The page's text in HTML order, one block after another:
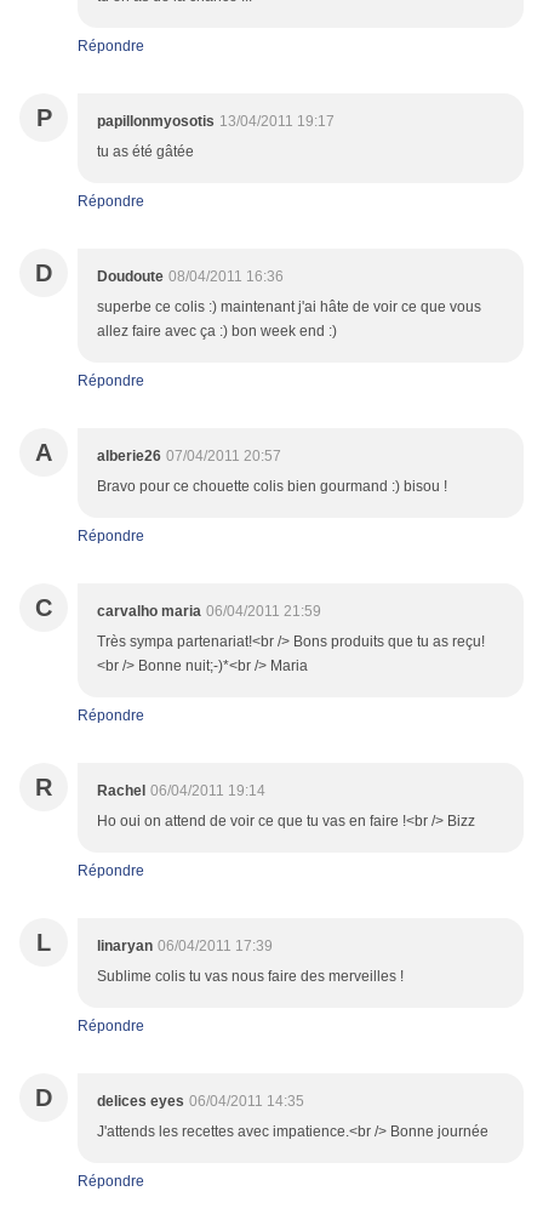
Répondre
P papillonmyosotis 13/04/2011 19:17
tu as été gâtée
Répondre
D Doudoute 08/04/2011 16:36
superbe ce colis :) maintenant j'ai hâte de voir ce que vous
allez faire avec ça :) bon week end :)
Répondre
A alberie26 07/04/2011 20:57
Bravo pour ce chouette colis bien gourmand :) bisou !
Répondre
C carvalho maria 06/04/2011 21:59
Très sympa partenariat!<br /> Bons produits que tu as reçu!
<br /> Bonne nuit;-)*<br /> Maria
Répondre
R Rachel 06/04/2011 19:14
Ho oui on attend de voir ce que tu vas en faire !<br /> Bizz
Répondre
L linaryan 06/04/2011 17:39
Sublime colis tu vas nous faire des merveilles !
Répondre
D delices eyes 06/04/2011 14:35
J'attends les recettes avec impatience.<br /> Bonne journée
Répondre